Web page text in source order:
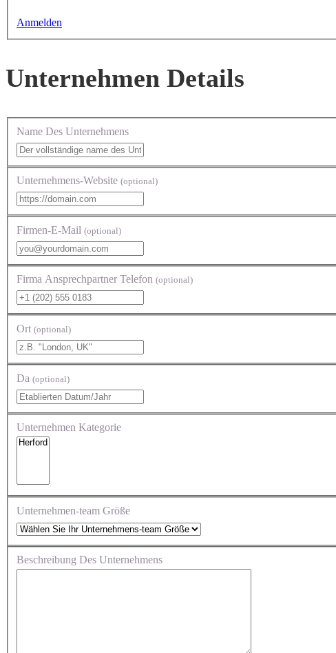
Anmelden
Unternehmen Details
Name Des Unternehmens
Unternehmens-Website (optional)
Firmen-E-Mail (optional)
Firma Ansprechpartner Telefon (optional)
Ort (optional)
Da (optional)
Unternehmen Kategorie
Unternehmen-team Größe
Beschreibung Des Unternehmens